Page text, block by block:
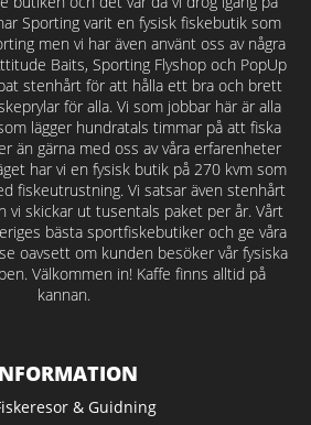
Sporting varit en fysisk fiskebutik som
men vi har även använt oss av några
Baits, Sporting Flyshop och PopUp
stenhårt för att hålla ett bra och brett
för alla. Vi som jobbar här är alla
lägger hundratals timmar på att fiska
än gärna med oss av våra erfarenheter
har vi en fysisk butik på 270 kvm som
fiskeutrustning. Vi satsar även stenhårt
vi skickar ut tusentals paket per år. Vårt
bästa sportfiskebutiker och ge våra
oavsett om kunden besöker vår fysiska
Välkommen in! Kaffe finns alltid på
kannan.
& Guidning